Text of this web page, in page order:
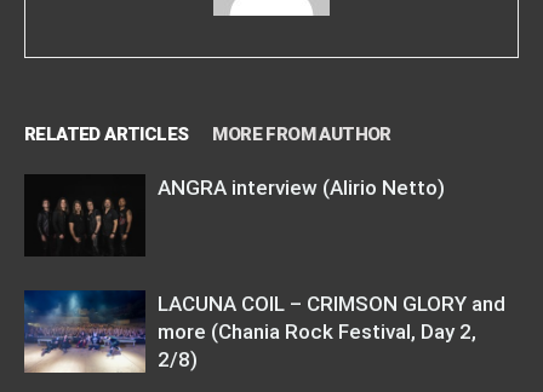
RELATED ARTICLES MORE FROM AUTHOR
ANGRA interview (Alirio Netto)
LACUNA COIL – CRIMSON GLORY and
more (Chania Rock Festival, Day 2,
2/8)